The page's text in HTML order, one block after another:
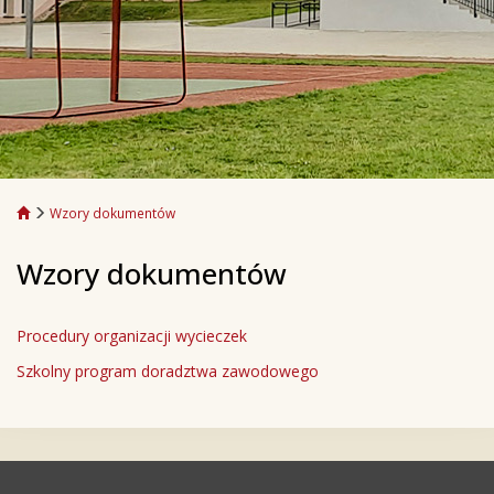
Wzory dokumentów
Wzory dokumentów
Procedury organizacji wycieczek
Szkolny program doradztwa zawodowego